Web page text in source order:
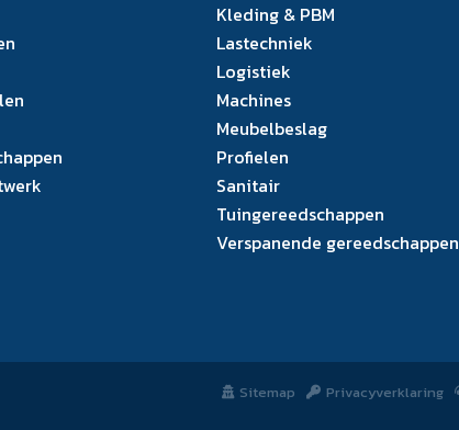
Kleding & PBM
Lastechniek
Logistiek
Machines
Meubelbeslag
Profielen
Sanitair
Tuingereedschappen
Verspanende gereedschappen
Sitemap Privacyverklaring